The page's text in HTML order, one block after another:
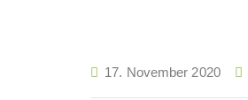
17. November 2020